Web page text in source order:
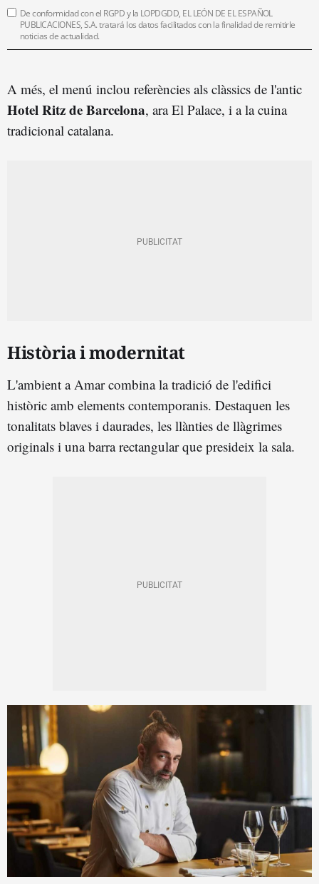
De conformidad con el RGPD y la LOPDGDD, EL LEÓN DE EL ESPAÑOL
PUBLICACIONES, S.A. tratará los datos facilitados con la finalidad de remitirle
noticias de actualidad.
A més, el menú inclou referències als clàssics de l'antic
Hotel Ritz de Barcelona, ara El Palace, i a la cuina
tradicional catalana.
Història i modernitat
L'ambient a Amar combina la tradició de l'edifici
històric amb elements contemporanis. Destaquen les
tonalitats blaves i daurades, les llànties de llàgrimes
originals i una barra rectangular que presideix la sala.